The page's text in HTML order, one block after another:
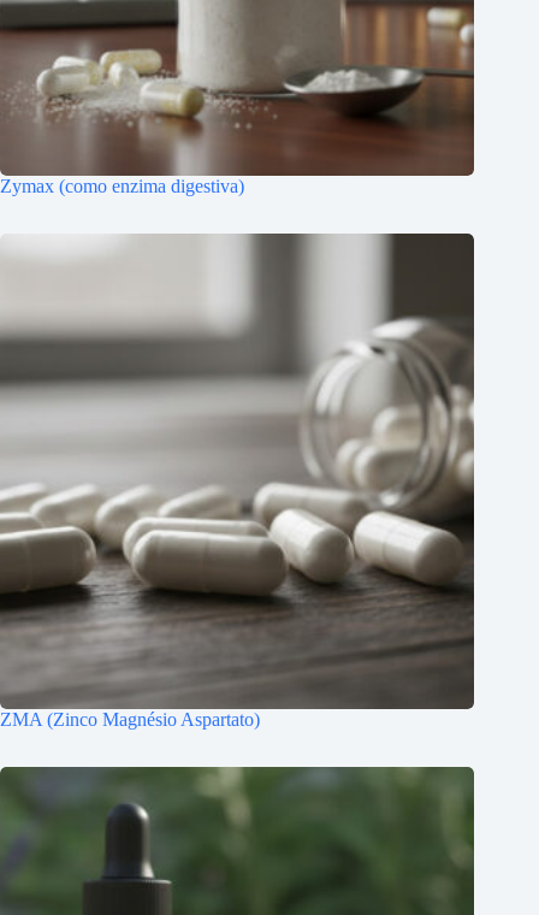
Zymax (como enzima digestiva)
ZMA (Zinco Magnésio Aspartato)